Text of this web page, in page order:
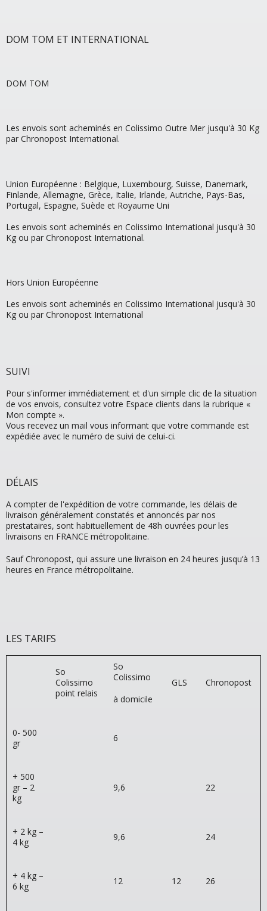
DOM TOM ET INTERNATIONAL
DOM TOM
Les envois sont acheminés en Colissimo Outre Mer jusqu'à 30 Kg
par Chronopost International.
Union Européenne : Belgique, Luxembourg, Suisse, Danemark,
Finlande, Allemagne, Grèce, Italie, Irlande, Autriche, Pays-Bas,
Portugal, Espagne, Suède et Royaume Uni
Les envois sont acheminés en Colissimo International jusqu'à 30
Kg ou par Chronopost International.
Hors Union Européenne
Les envois sont acheminés en Colissimo International jusqu'à 30
Kg ou par Chronopost International
SUIVI
Pour s'informer immédiatement et d'un simple clic de la situation
de vos envois, consultez votre Espace clients dans la rubrique «
Mon compte ».
Vous recevez un mail vous informant que votre commande est
expédiée avec le numéro de suivi de celui-ci.
DÉLAIS
A compter de l'expédition de votre commande, les délais de
livraison généralement constatés et annoncés par nos
prestataires, sont habituellement de 48h ouvrées pour les
livraisons en FRANCE métropolitaine.
Sauf Chronopost, qui assure une livraison en 24 heures jusqu’à 13
heures en France métropolitaine.
LES TARIFS
So
Colissimo
point relais
So
Colissimo
à domicile
GLS Chronopost
0- 500
gr
6
+ 500
gr – 2
kg
9,6 22
+ 2 kg –
4 kg
9,6 24
+ 4 kg –
6 kg
12 12 26